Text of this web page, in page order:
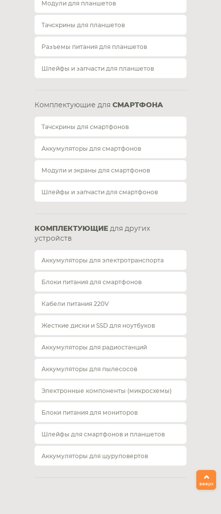
Модули для планшетов
Тачскрины для планшетов
Разъемы питания для планшетов
Шлейфы и запчасти для планшетов
Комплектующие для СМАРТФОНА
Тачскрины для смартфонов
Аккумуляторы для смартфонов
Модули и экраны для смартфонов
Шлейфы и запчасти для смартфонов
КОМПЛЕКТУЮЩИЕ для других
устройств
Аккумуляторы для электротранспорта
Блоки питания для смартфонов
Кабели питания 220V
Жесткие диски и SSD для ноутбуков
Аккумуляторы для радиостанций
Аккумуляторы для пылесосов
Электронные компоненты (микросхемы)
Блоки питания для мониторов
Шлейфы для смартфонов и планшетов
Аккумуляторы для шуруповертов
вверх